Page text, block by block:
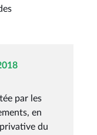
par les
en
du